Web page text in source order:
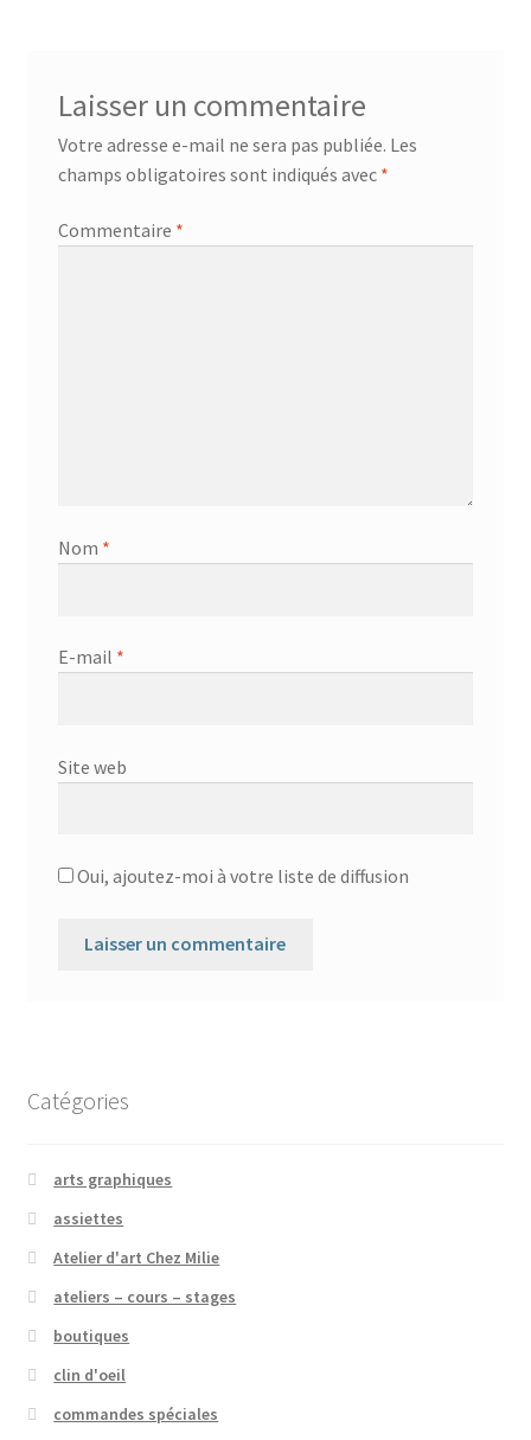
Laisser un commentaire
Votre adresse e-mail ne sera pas publiée. Les
champs obligatoires sont indiqués avec *
Commentaire *
Nom *
E-mail *
Site web
Oui, ajoutez-moi à votre liste de diffusion
Catégories
arts graphiques
assiettes
Atelier d'art Chez Milie
ateliers – cours – stages
boutiques
clin d'oeil
commandes spéciales